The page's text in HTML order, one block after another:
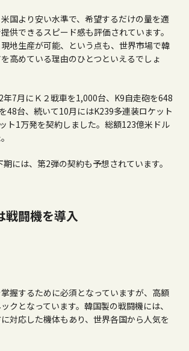
国より安い水準で、希望するだけの量を適
供できるスピード感も評価されています。
地生産が可能、という点も、世界市場で韓
高めている理由のひとつといえるでしょ
年7月にＫ２戦車を1,000台、 K9自走砲を648
48台、続いて10月にはK239多連装ロケット
ト1万発を契約しました。総額123億米ドル
期には、第2弾の契約も予想されています。
戦闘機を導入
握するために必須となっていますが、高額
クとなっています。韓国製の戦闘機には、
対応した機体もあり、世界各国から人気を